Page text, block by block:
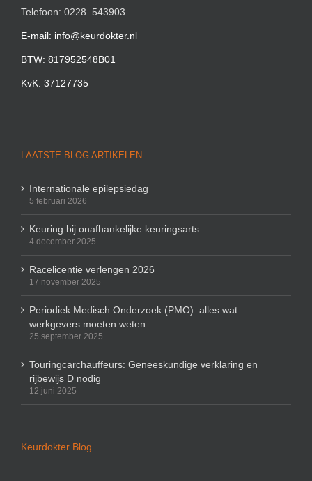
Telefoon: 0228–543903
E-mail: info@keurdokter.nl
BTW: 817952548B01
KvK: 37127735
LAATSTE BLOG ARTIKELEN
Internationale epilepsiedag
5 februari 2026
Keuring bij onafhankelijke keuringsarts
4 december 2025
Racelicentie verlengen 2026
17 november 2025
Periodiek Medisch Onderzoek (PMO): alles wat
werkgevers moeten weten
25 september 2025
Touringcarchauffeurs: Geneeskundige verklaring en
rijbewijs D nodig
12 juni 2025
Keurdokter Blog